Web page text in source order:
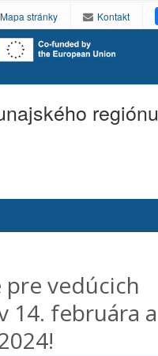
Mapa stránky Kontakt
vedúcich
14. februára